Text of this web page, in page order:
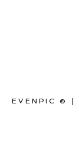
EVENPIC ©